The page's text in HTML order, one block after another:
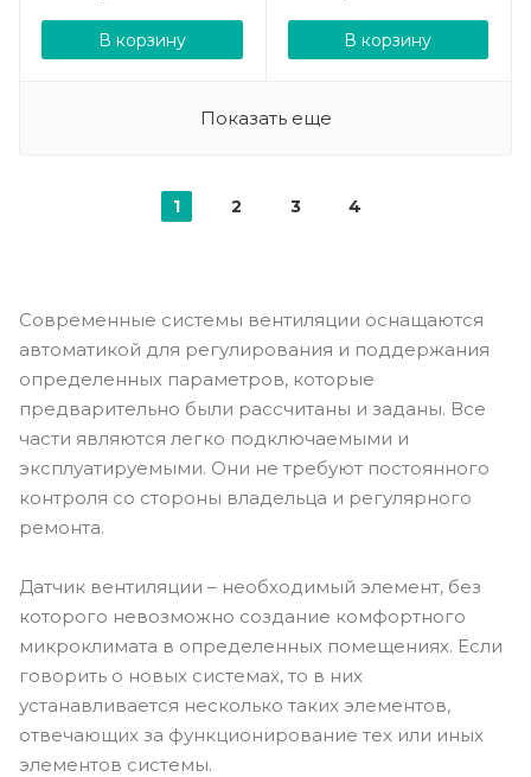
В корзину В корзину
Показать еще
1 2 3 4
Современные системы вентиляции оснащаются
автоматикой для регулирования и поддержания
определенных параметров, которые
предварительно были рассчитаны и заданы. Все
части являются легко подключаемыми и
эксплуатируемыми. Они не требуют постоянного
контроля со стороны владельца и регулярного
ремонта.
Датчик вентиляции – необходимый элемент, без
которого невозможно создание комфортного
микроклимата в определенных помещениях. Если
говорить о новых системах, то в них
устанавливается несколько таких элементов,
отвечающих за функционирование тех или иных
элементов системы.